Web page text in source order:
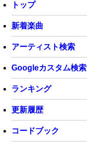
トップ
新着楽曲
アーティスト検索
Googleカスタム検索
ランキング
更新履歴
コードブック